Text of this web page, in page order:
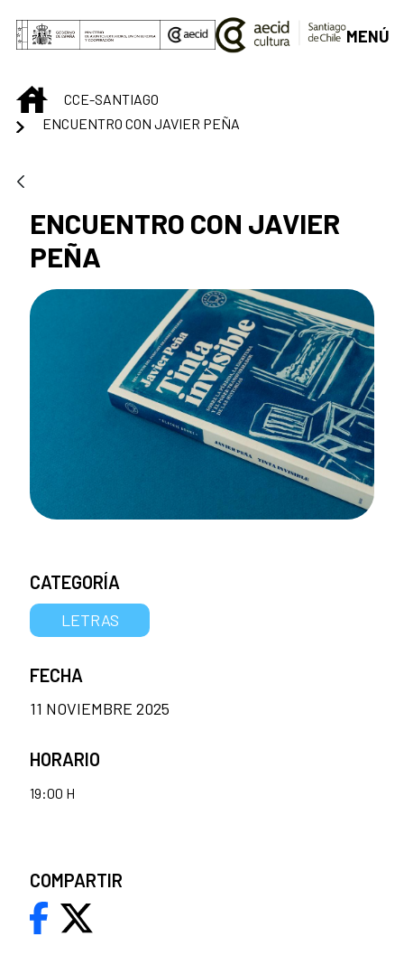
Saltar al contenido principal
MENÚ
INICIOCCE-SANTIAGO
ENCUENTRO CON JAVIER PEÑA
ENCUENTRO CON JAVIER
PEÑA
CATEGORÍA
LETRAS
FECHA
11 NOVIEMBRE 2025
HORARIO
19:00 H
COMPARTIR